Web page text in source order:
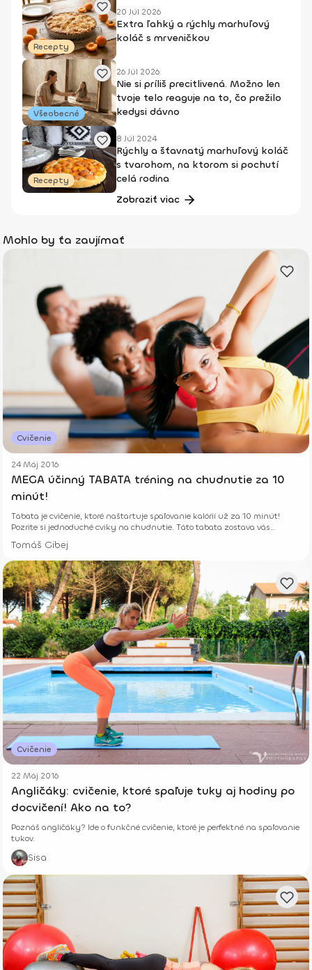
Recepty
20 Júl 2026
Extra ľahký a rýchly marhuľový
koláč s mrveničkou
Všeobecné
26 Júl 2026
Nie si príliš precitlivená. Možno len
tvoje telo reaguje na to, čo prežilo
kedysi dávno
Recepty
8 Júl 2024
Rýchly a šťavnatý marhuľový koláč
s tvarohom, na ktorom si pochutí
celá rodina
Zobraziť viac
Mohlo by ťa zaujímať
Cvičenie
24 Máj 2016
MEGA účinný TABATA tréning na chudnutie za 10
minút!
Tabata je cvičenie, ktoré naštartuje spaľovanie kalórií už za 10 minút!
Pozrite si jednoduché cviky na chudnutie. Táto tabata zostava vás
Tomáš Gibej
Cvičenie
22 Máj 2016
Angličáky: cvičenie, ktoré spaľuje tuky aj hodiny po
docvičení! Ako na to?
Poznáš angličáky? Ide o funkčné cvičenie, ktoré je perfektné na spaľovanie
tukov.
Sisa